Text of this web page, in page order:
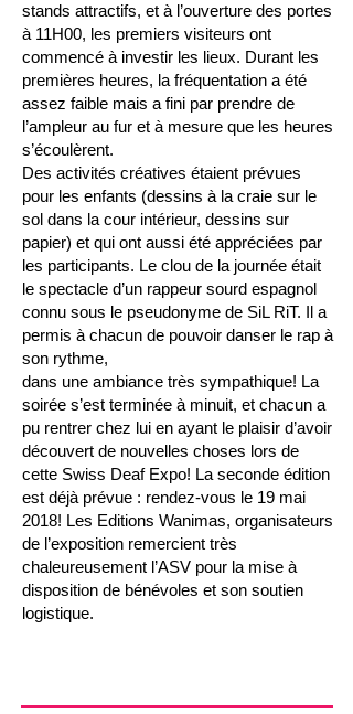
stands attractifs, et à l’ouverture des portes
à 11H00, les premiers visiteurs ont
commencé à investir les lieux. Durant les
premières heures, la fréquentation a été
assez faible mais a fini par prendre de
l’ampleur au fur et à mesure que les heures
s’écoulèrent.
Des activités créatives étaient prévues
pour les enfants (dessins à la craie sur le
sol dans la cour intérieur, dessins sur
papier) et qui ont aussi été appréciées par
les participants. Le clou de la journée était
le spectacle d’un rappeur sourd espagnol
connu sous le pseudonyme de SiL RiT. Il a
permis à chacun de pouvoir danser le rap à
son rythme,
dans une ambiance très sympathique! La
soirée s’est terminée à minuit, et chacun a
pu rentrer chez lui en ayant le plaisir d’avoir
découvert de nouvelles choses lors de
cette Swiss Deaf Expo! La seconde édition
est déjà prévue : rendez-vous le 19 mai
2018! Les Editions Wanimas, organisateurs
de l’exposition remercient très
chaleureusement l’ASV pour la mise à
disposition de bénévoles et son soutien
logistique.